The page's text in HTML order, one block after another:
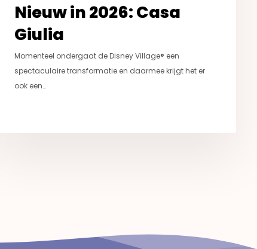
Nieuw in 2026: Casa
Giulia
Momenteel ondergaat de Disney Village® een
spectaculaire transformatie en daarmee krijgt het er
ook een…